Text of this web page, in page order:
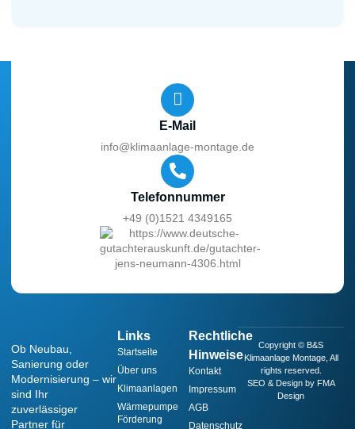
Ob Neubau,
Sanierung oder
Modernisierung – wir
sind Ihr
zuverlässiger
Partner für
Links
Startseite
Über uns
Klimaanlagen
Wärmepumpe
Förderung
Rechtliche
Hinweise
Kontakt
Impressum
AGB
Datenschutz
Copyright © B&S
Klimaanlage Montage, All
rights reserved.
SEO & Design by FMA
Design
E-Mail
info@klimaanlage-montage.de
Telefonnummer
+49 (0)1521 4349165